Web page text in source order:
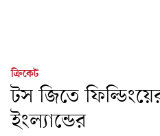
ক্রিকেট
টস জিতে ফিল্ডিংয়ের
ইংল্যান্ডের